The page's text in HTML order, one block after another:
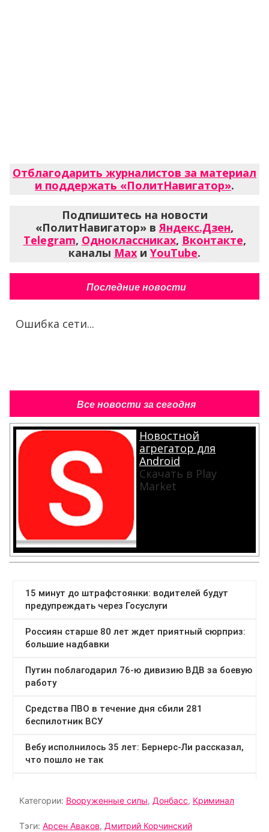
Отблагодарить журналистов за материал
и поддержать «ПолитНавигатор».
Подпишитесь на новости
«ПолитНавигатор» вЯндекс.Дзен,
Telegram, Одноклассниках, Вконтакте,
каналы Max и YouTube.
Последние новости
Ошибка сети...
Все новости за сегодня
Новостной
агрегатор для
Android
Скачать в Play
Market
Категории: Вооруженные силы, Донбасс, Криминал
Тэги: Арсен Аваков, Дмитрий Корчинский